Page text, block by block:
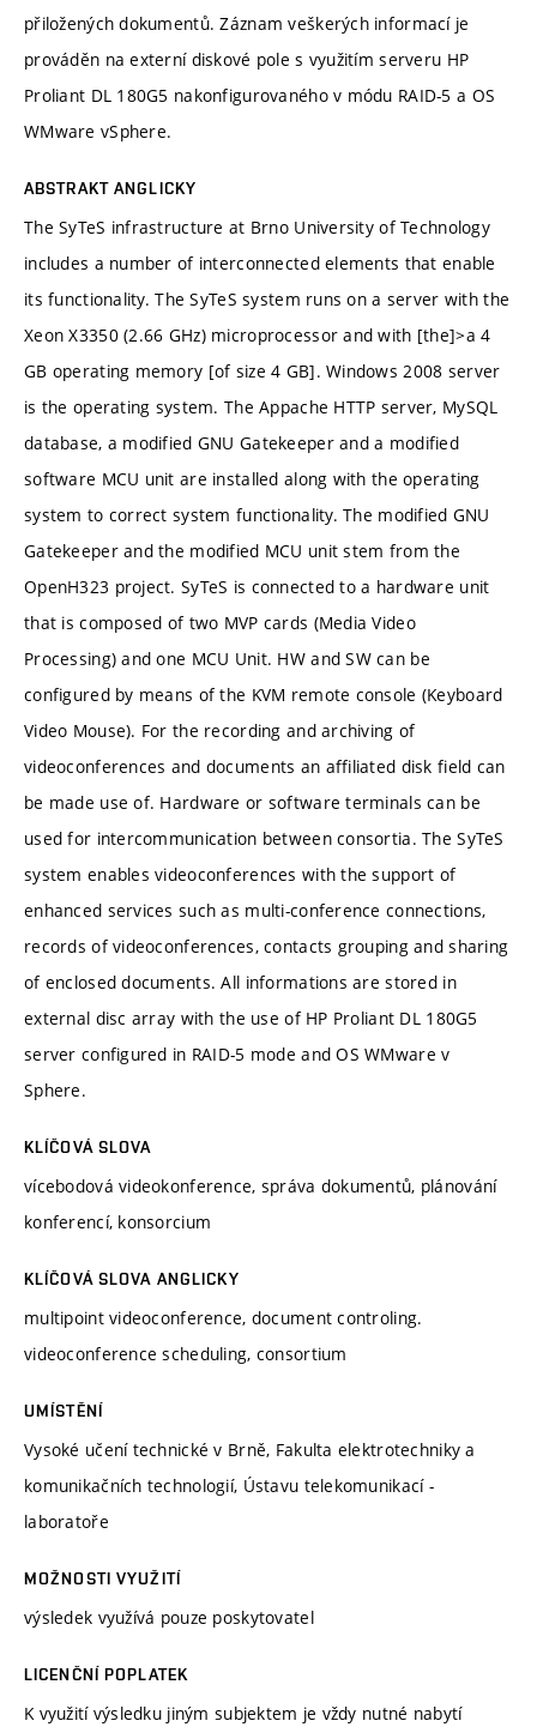
přiložených dokumentů. Záznam veškerých informací je
prováděn na externí diskové pole s využitím serveru HP
Proliant DL 180G5 nakonfigurovaného v módu RAID-5 a OS
WMware vSphere.
ABSTRAKT ANGLICKY
The SyTeS infrastructure at Brno University of Technology
includes a number of interconnected elements that enable
its functionality. The SyTeS system runs on a server with the
Xeon X3350 (2.66 GHz) microprocessor and with [the]>a 4
GB operating memory [of size 4 GB]. Windows 2008 server
is the operating system. The Appache HTTP server, MySQL
database, a modified GNU Gatekeeper and a modified
software MCU unit are installed along with the operating
system to correct system functionality. The modified GNU
Gatekeeper and the modified MCU unit stem from the
OpenH323 project. SyTeS is connected to a hardware unit
that is composed of two MVP cards (Media Video
Processing) and one MCU Unit. HW and SW can be
configured by means of the KVM remote console (Keyboard
Video Mouse). For the recording and archiving of
videoconferences and documents an affiliated disk field can
be made use of. Hardware or software terminals can be
used for intercommunication between consortia. The SyTeS
system enables videoconferences with the support of
enhanced services such as multi-conference connections,
records of videoconferences, contacts grouping and sharing
of enclosed documents. All informations are stored in
external disc array with the use of HP Proliant DL 180G5
server configured in RAID-5 mode and OS WMware v
Sphere.
KLÍČOVÁ SLOVA
vícebodová videokonference, správa dokumentů, plánování
konferencí, konsorcium
KLÍČOVÁ SLOVA ANGLICKY
multipoint videoconference, document controling.
videoconference scheduling, consortium
UMÍSTĚNÍ
Vysoké učení technické v Brně, Fakulta elektrotechniky a
komunikačních technologií, Ústavu telekomunikací -
laboratoře
MOŽNOSTI VYUŽITÍ
výsledek využívá pouze poskytovatel
LICENČNÍ POPLATEK
K využití výsledku jiným subjektem je vždy nutné nabytí